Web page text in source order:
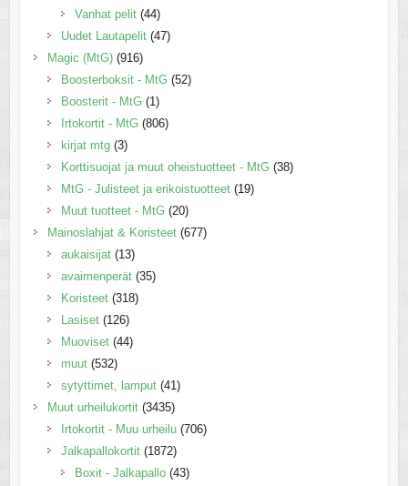
Vanhat pelit (44)
Uudet Lautapelit (47)
Magic (MtG) (916)
Boosterboksit - MtG (52)
Boosterit - MtG (1)
Irtokortit - MtG (806)
kirjat mtg (3)
Korttisuojat ja muut oheistuotteet - MtG (38)
MtG - Julisteet ja erikoistuotteet (19)
Muut tuotteet - MtG (20)
Mainoslahjat & Koristeet (677)
aukaisijat (13)
avaimenperät (35)
Koristeet (318)
Lasiset (126)
Muoviset (44)
muut (532)
sytyttimet, lamput (41)
Muut urheilukortit (3435)
Irtokortit - Muu urheilu (706)
Jalkapallokortit (1872)
Boxit - Jalkapallo (43)